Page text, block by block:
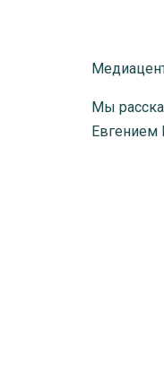
Мы
Евгением